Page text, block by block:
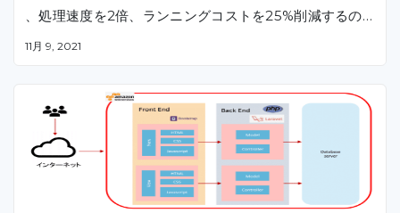
、処理速度を2倍、ランニングコストを25%削減するの
に貢献しました。
11月 9, 2021